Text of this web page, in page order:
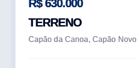
R$ 630.000
TERRENO
Capão da Canoa, Capão Novo